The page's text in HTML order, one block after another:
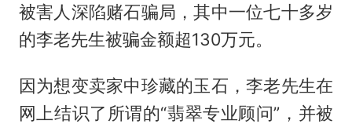
被害人深陷赌石骗局，其中一位七十多岁
的李老先生被骗金额超130万元。
因为想变卖家中珍藏的玉石，李老先生在
网上结识了所谓的“翡翠专业顾问”，并被